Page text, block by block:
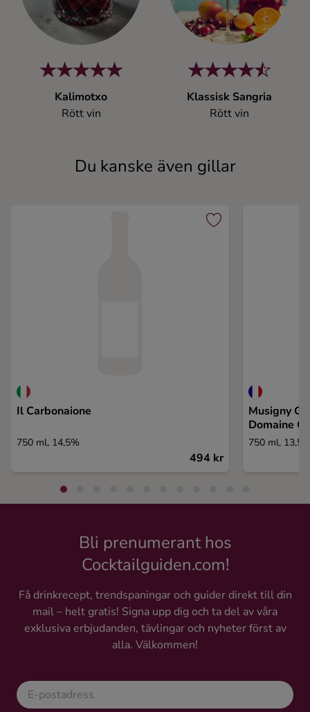
Kalimotxo
Rött vin
Klassisk Sangria
Rött vin
Du kanske även gillar
Il Carbonaione
750 ml, 14,5%
494 kr
Musigny
Domaine
750 ml,
Bli prenumerant hos
Cocktailguiden.com!
Få drinkrecept, trendspaningar och guider direkt till din
mail – helt gratis! Signa upp dig och ta del av våra
exklusiva erbjudanden, tävlingar och nyheter först av
alla. Välkommen!